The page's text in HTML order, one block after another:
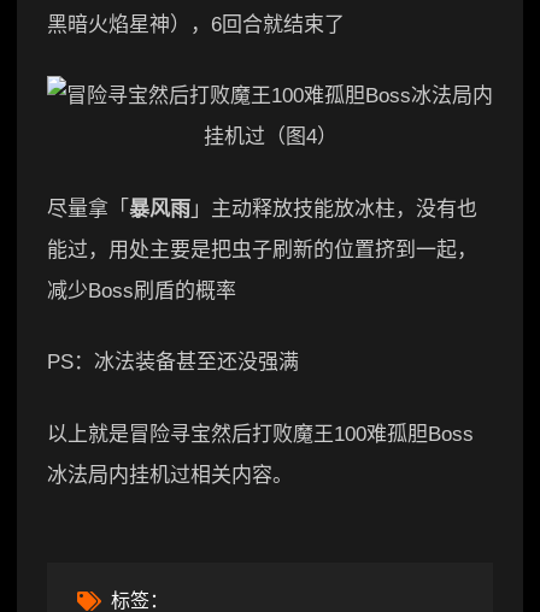
黑暗火焰星神），6回合就结束了
尽量拿「 暴风雨 」主动释放技能放冰柱，没有也
能过，用处主要是把虫子刷新的位置挤到一起，
减少Boss刷盾的概率
PS：冰法装备甚至还没强满
以上就是冒险寻宝然后打败魔王100难孤胆Boss
冰法局内挂机过相关内容。
标签：